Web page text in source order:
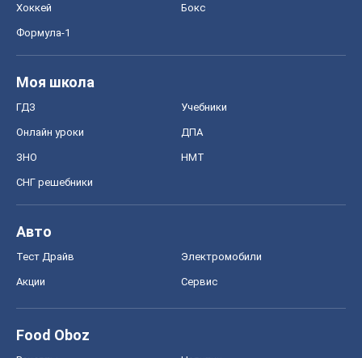
Хоккей Бокс
Формула-1
Моя школа
ГДЗ Учебники
Онлайн уроки ДПА
ЗНО НМТ
СНГ решебники
Авто
Тест Драйв Электромобили
Акции Сервис
Food Oboz